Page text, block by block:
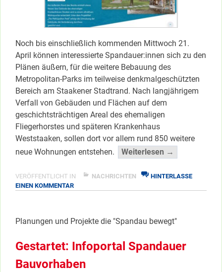
Noch bis einschließlich kommenden Mittwoch 21.
April können interessierte Spandauer:innen sich zu den
Plänen äußern, für die weitere Bebauung des
Metropolitan-Parks im teilweise denkmalgeschützten
Bereich am Staakener Stadtrand. Nach langjährigem
Verfall von Gebäuden und Flächen auf dem
geschichtsträchtigen Areal des ehemaligen
Fliegerhorstes und späteren Krankenhaus
Weststaaken, sollen dort vor allem rund 850 weitere
neue Wohnungen entstehen.
Weiterlesen →
am
VERÖFFENTLICHT IN NACHRICHTEN
HINTERLASSE
EINEN KOMMENTARZU
WESTLICHEN
Planungen und Projekte die "Spandau bewegt"
Gestartet: Infoportal Spandauer
Bauvorhaben